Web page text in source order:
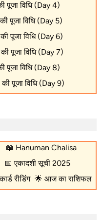
पूजा विधि (Day 4)
पूजा विधि (Day 5)
की पूजा विधि (Day 6)
की पूजा विधि (Day 7)
पूजा विधि (Day 8)
की पूजा विधि (Day 9)
📖 Hanuman Chalisa
📅 एकादशी सूची 2025
रीडिंग 🌟 आज का राशिफल